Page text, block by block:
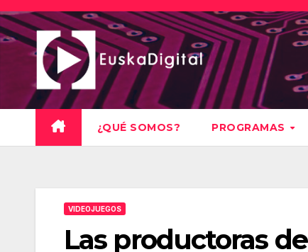
Saltar
al
contenido
¿QUÉ SOMOS? PROGRAMAS
VIDEOJUEGOS
Las productoras